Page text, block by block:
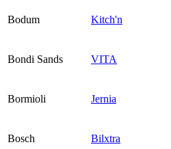
Bodum Kitch'n
Bondi Sands VITA
Bormioli Jernia
Bosch Bilxtra